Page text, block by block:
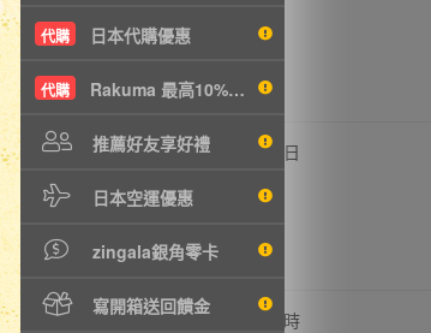
代購 日本代購優惠
代購 Rakuma 最高10%現折
推薦好友享好禮
日本空運優惠
zingala銀角零卡
寫開箱送回饋金
18 1日
18 22 時